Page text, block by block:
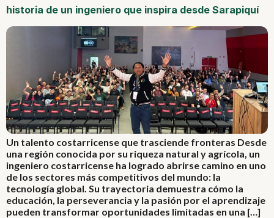
historia de un ingeniero que inspira desde Sarapiquí
Un talento costarricense que trasciende fronteras Desde
una región conocida por su riqueza natural y agrícola, un
ingeniero costarricense ha logrado abrirse camino en uno
de los sectores más competitivos del mundo: la
tecnología global. Su trayectoria demuestra cómo la
educación, la perseverancia y la pasión por el aprendizaje
pueden transformar oportunidades limitadas en una […]